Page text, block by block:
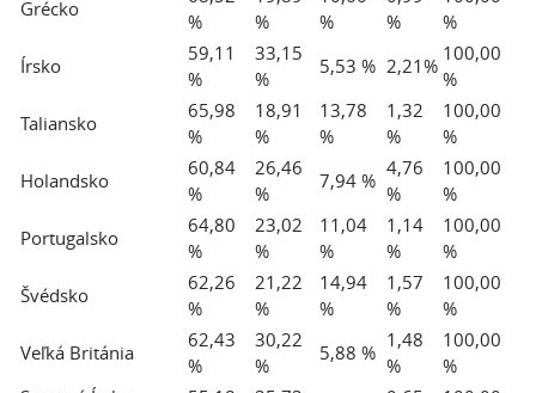
Grécko
%
%
%
%
%
Írsko
59,11
%
33,15
%
5,53 % 2,21%
100,00
%
Taliansko
65,98
%
18,91
%
13,78
%
1,32
%
100,00
%
Holandsko
60,84
%
26,46
%
7,94 %
4,76
%
100,00
%
Portugalsko
64,80
%
23,02
%
11,04
%
1,14
%
100,00
%
Švédsko
62,26
%
21,22
%
14,94
%
1,57
%
100,00
%
Veľká Británia
62,43
%
30,22
%
5,88 %
1,48
%
100,00
%